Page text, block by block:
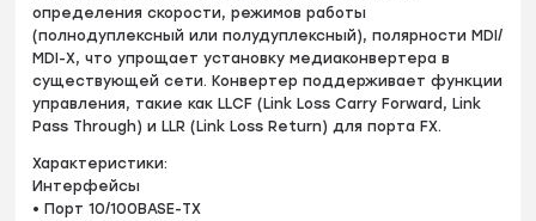
определения скорости, режимов работы
(полнодуплексный или полудуплексный), полярности MDI/
MDI-X, что упрощает установку медиаконвертера в
существующей сети. Конвертер поддерживает функции
управления, такие как LLCF (Link Loss Carry Forward, Link
Pass Through) и LLR (Link Loss Return) для порта FX.
Характеристики:
Интерфейсы
• Порт 10/100BASE-TX